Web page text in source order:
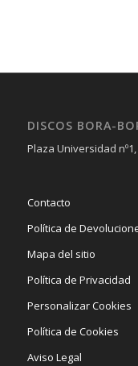
DISCOS BORA-
Plaza Universidad
Contacto
Política de
Mapa del sitio
Política de Privacidad
Personalizar Cookies
Política de Cookies
Aviso Legal